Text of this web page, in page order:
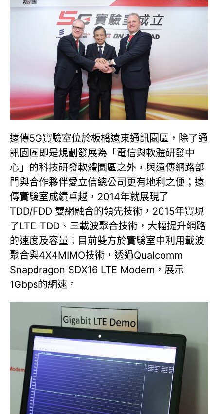
遠傳5G實驗室位於板橋遠東通訊園區，除了通
訊園區即是規劃發展為「電信與軟體研發中
心」的科技研發軟體園區之外，與遠傳網路部
門與合作夥伴愛立信總公司更有地利之便；遠
傳實驗室成績卓越，2014年就展現了
TDD/FDD 雙網融合的領先技術，2015年實現
了LTE-TDD、三載波聚合技術，大幅提升網路
的速度及容量；目前雙方於實驗室中利用載波
聚合與4X4MIMO技術，透過Qualcomm
Snapdragon SDX16 LTE Modem，展示
1Gbps的網速。